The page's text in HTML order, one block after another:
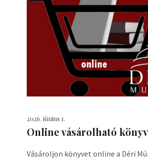
2026. június 1.
Online vásárolható
Vásároljon könyvet online a Déri